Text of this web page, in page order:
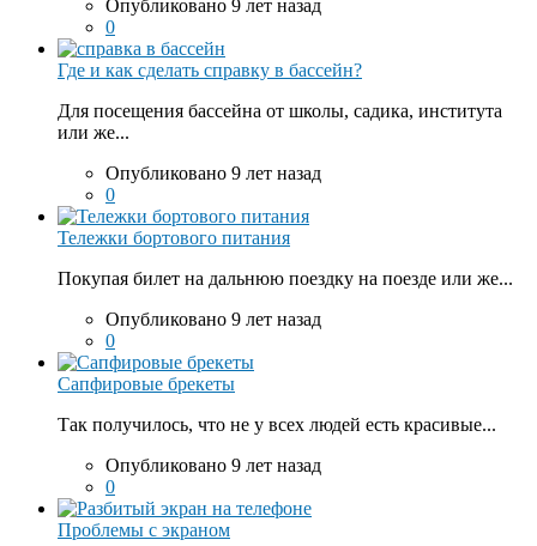
Опубликовано 9 лет назад
0
Где и как сделать справку в бассейн?
Для посещения бассейна от школы, садика, института
или же...
Опубликовано 9 лет назад
0
Тележки бортового питания
Покупая билет на дальнюю поездку на поезде или же...
Опубликовано 9 лет назад
0
Сапфировые брекеты
Так получилось, что не у всех людей есть красивые...
Опубликовано 9 лет назад
0
Проблемы с экраном